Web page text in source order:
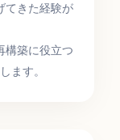
てきた経験が
構築に役立つ
ます。